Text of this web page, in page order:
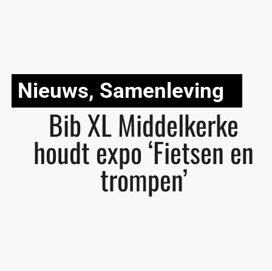
Nieuws, Samenleving
Bib XL Middelkerke
houdt expo ‘Fietsen en
trompen’